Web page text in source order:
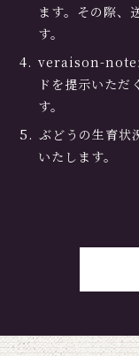
ます。その際、
す。
veraison-note
ドを提示いただ
す。
ぶどうの生育
いたします。